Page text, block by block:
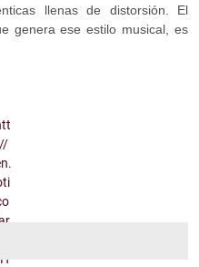
llenas de distorsión. El
genera ese estilo musical, es